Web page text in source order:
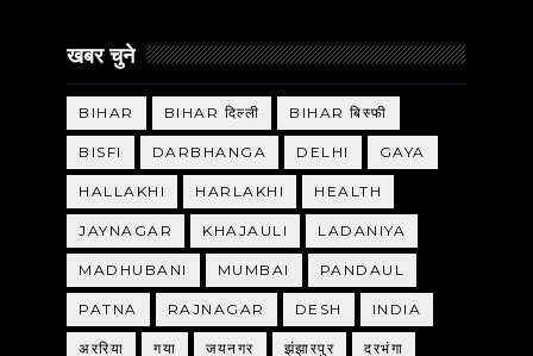
खबर चुने
BIHAR BIHAR दिल्ली BIHAR बिस्फी
BISFI DARBHANGA DELHI GAYA
HALLAKHI HARLAKHI HEALTH
JAYNAGAR KHAJAULI LADANIYA
MADHUBANI MUMBAI PANDAUL
PATNA RAJNAGAR DESH INDIA
अररिया गया जयनगर झंझारपुर दरभंगा